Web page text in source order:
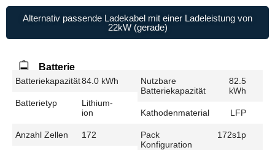
Alternativ passende Ladekabel mit einer Ladeleistung von
22kW (gerade)
Batterie
Batteriekapazität84.0 kWh
Batterietyp
Lithium-
ion
Anzahl Zellen 172
Nutzbare
Batteriekapazität
82.5
kWh
Kathodenmaterial LFP
Pack
Konfiguration
172s1p